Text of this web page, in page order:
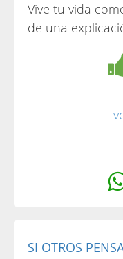
Vive tu vida
de una
SI OTROS